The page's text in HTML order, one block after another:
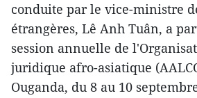
conduite par le vice-ministre
étrangères, Lê Anh Tuân, a
session annuelle de
juridique afro-asiatique
Ouganda, du 8 au 10